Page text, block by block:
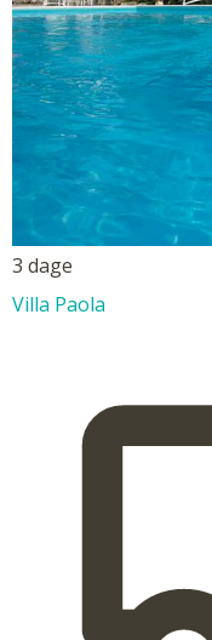
3 dage
Villa Paola